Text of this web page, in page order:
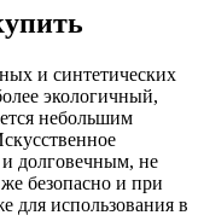
и синтетических
экологичный,
небольшим
долговечным, не
безопасно и при
для использования в